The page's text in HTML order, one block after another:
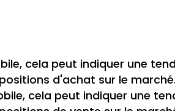
cela peut indiquer une
d'achat sur le marché.
cela peut indiquer une